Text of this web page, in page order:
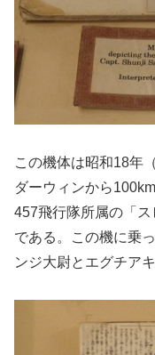
この機体は昭和18年
ダーウィンから
457飛行隊所属の「
である。この機に乗
ンジ大尉とエグチア